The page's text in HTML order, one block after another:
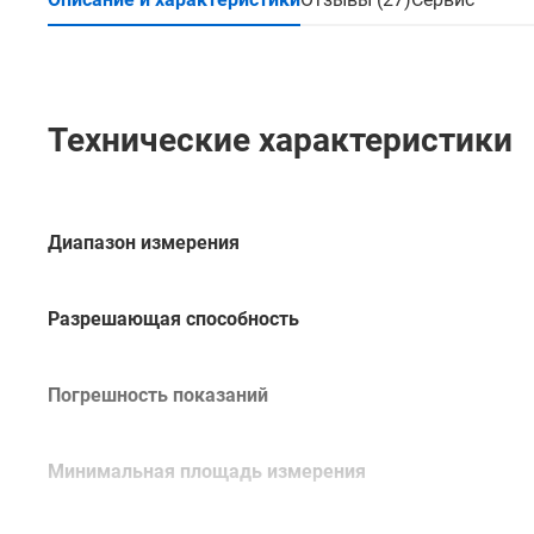
Технические характеристики
Диапазон измерения
Разрешающая способность
Погрешность показаний
Минимальная площадь измерения